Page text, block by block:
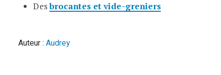
Desbrocantes et vide-greniers
Auteur :Audrey